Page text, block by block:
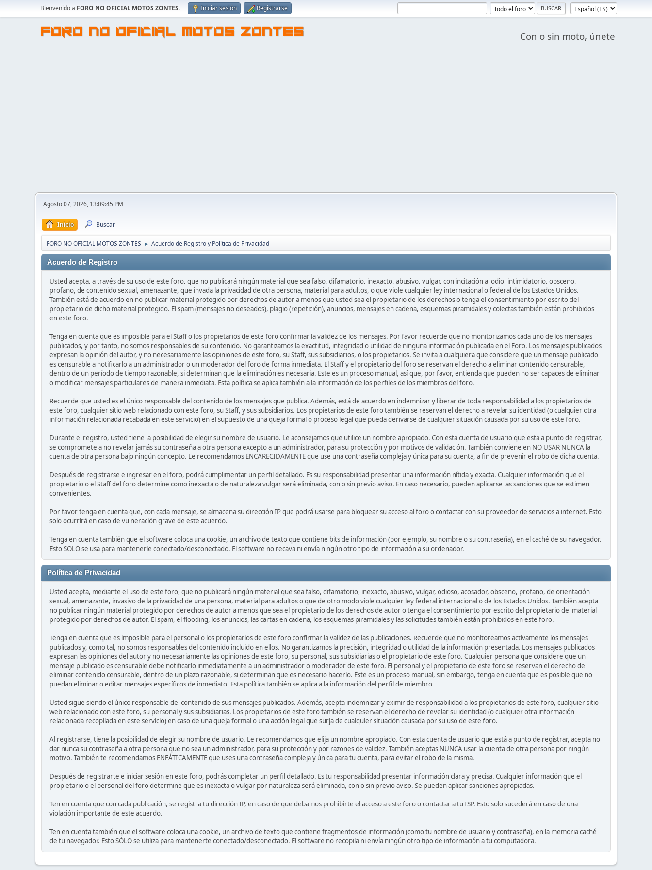
Bienvenido a FORO NO OFICIAL MOTOS ZONTES. Iniciar sesión Registrarse
FORO NO OFICIAL MOTOS ZONTES Con o sin moto, únete
Agosto 07, 2026, 13:09:45 PM
Inicio Buscar
FORO NO OFICIAL MOTOS ZONTES ► Acuerdo de Registro y Política de Privacidad
Acuerdo de Registro
Usted acepta, a través de su uso de este foro, que no publicará ningún material que sea falso, difamatorio, inexacto, abusivo, vulgar, con incitación al odio, intimidatorio, obsceno,
profano, de contenido sexual, amenazante, que invada la privacidad de otra persona, material para adultos, o que viole cualquier ley internacional o federal de los Estados Unidos.
También está de acuerdo en no publicar material protegido por derechos de autor a menos que usted sea el propietario de los derechos o tenga el consentimiento por escrito del
propietario de dicho material protegido. El spam (mensajes no deseados), plagio (repetición), anuncios, mensajes en cadena, esquemas piramidales y colectas también están prohibidos
en este foro.
Tenga en cuenta que es imposible para el Staff o los propietarios de este foro confirmar la validez de los mensajes. Por favor recuerde que no monitorizamos cada uno de los mensajes
publicados, y por tanto, no somos responsables de su contenido. No garantizamos la exactitud, integridad o utilidad de ninguna información publicada en el Foro. Los mensajes publicados
expresan la opinión del autor, y no necesariamente las opiniones de este foro, su Staff, sus subsidiarios, o los propietarios. Se invita a cualquiera que considere que un mensaje publicado
es censurable a notificarlo a un administrador o un moderador del foro de forma inmediata. El Staff y el propietario del foro se reservan el derecho a eliminar contenido censurable,
dentro de un período de tiempo razonable, si determinan que la eliminación es necesaria. Este es un proceso manual, así que, por favor, entienda que pueden no ser capaces de eliminar
o modificar mensajes particulares de manera inmediata. Esta política se aplica también a la información de los perfiles de los miembros del foro.
Recuerde que usted es el único responsable del contenido de los mensajes que publica. Además, está de acuerdo en indemnizar y liberar de toda responsabilidad a los propietarios de
este foro, cualquier sitio web relacionado con este foro, su Staff, y sus subsidiarios. Los propietarios de este foro también se reservan el derecho a revelar su identidad (o cualquier otra
información relacionada recabada en este servicio) en el supuesto de una queja formal o proceso legal que pueda derivarse de cualquier situación causada por su uso de este foro.
Durante el registro, usted tiene la posibilidad de elegir su nombre de usuario. Le aconsejamos que utilice un nombre apropiado. Con esta cuenta de usuario que está a punto de registrar,
se compromete a no revelar jamás su contraseña a otra persona excepto a un administrador, para su protección y por motivos de validación. También conviene en NO USAR NUNCA la
cuenta de otra persona bajo ningún concepto. Le recomendamos ENCARECIDAMENTE que use una contraseña compleja y única para su cuenta, a fin de prevenir el robo de dicha cuenta.
Después de registrarse e ingresar en el foro, podrá cumplimentar un perfil detallado. Es su responsabilidad presentar una información nítida y exacta. Cualquier información que el
propietario o el Staff del foro determine como inexacta o de naturaleza vulgar será eliminada, con o sin previo aviso. En caso necesario, pueden aplicarse las sanciones que se estimen
convenientes.
Por favor tenga en cuenta que, con cada mensaje, se almacena su dirección IP que podrá usarse para bloquear su acceso al foro o contactar con su proveedor de servicios a internet. Esto
solo ocurrirá en caso de vulneración grave de este acuerdo.
Tenga en cuenta también que el software coloca una cookie, un archivo de texto que contiene bits de información (por ejemplo, su nombre o su contraseña), en el caché de su navegador.
Esto SOLO se usa para mantenerle conectado/desconectado. El software no recava ni envía ningún otro tipo de información a su ordenador.
Política de Privacidad
Usted acepta, mediante el uso de este foro, que no publicará ningún material que sea falso, difamatorio, inexacto, abusivo, vulgar, odioso, acosador, obsceno, profano, de orientación
sexual, amenazante, invasivo de la privacidad de una persona, material para adultos o que de otro modo viole cualquier ley federal internacional o de los Estados Unidos. También acepta
no publicar ningún material protegido por derechos de autor a menos que sea el propietario de los derechos de autor o tenga el consentimiento por escrito del propietario del material
protegido por derechos de autor. El spam, el flooding, los anuncios, las cartas en cadena, los esquemas piramidales y las solicitudes también están prohibidos en este foro.
Tenga en cuenta que es imposible para el personal o los propietarios de este foro confirmar la validez de las publicaciones. Recuerde que no monitoreamos activamente los mensajes
publicados y, como tal, no somos responsables del contenido incluido en ellos. No garantizamos la precisión, integridad o utilidad de la información presentada. Los mensajes publicados
expresan las opiniones del autor y no necesariamente las opiniones de este foro, su personal, sus subsidiarias o el propietario de este foro. Cualquier persona que considere que un
mensaje publicado es censurable debe notificarlo inmediatamente a un administrador o moderador de este foro. El personal y el propietario de este foro se reservan el derecho de
eliminar contenido censurable, dentro de un plazo razonable, si determinan que es necesario hacerlo. Este es un proceso manual, sin embargo, tenga en cuenta que es posible que no
puedan eliminar o editar mensajes específicos de inmediato. Esta política también se aplica a la información del perfil de miembro.
Usted sigue siendo el único responsable del contenido de sus mensajes publicados. Además, acepta indemnizar y eximir de responsabilidad a los propietarios de este foro, cualquier sitio
web relacionado con este foro, su personal y sus subsidiarias. Los propietarios de este foro también se reservan el derecho de revelar su identidad (o cualquier otra información
relacionada recopilada en este servicio) en caso de una queja formal o una acción legal que surja de cualquier situación causada por su uso de este foro.
Al registrarse, tiene la posibilidad de elegir su nombre de usuario. Le recomendamos que elija un nombre apropiado. Con esta cuenta de usuario que está a punto de registrar, acepta no
dar nunca su contraseña a otra persona que no sea un administrador, para su protección y por razones de validez. También aceptas NUNCA usar la cuenta de otra persona por ningún
motivo. También te recomendamos ENFÁTICAMENTE que uses una contraseña compleja y única para tu cuenta, para evitar el robo de la misma.
Después de registrarte e iniciar sesión en este foro, podrás completar un perfil detallado. Es tu responsabilidad presentar información clara y precisa. Cualquier información que el
propietario o el personal del foro determine que es inexacta o vulgar por naturaleza será eliminada, con o sin previo aviso. Se pueden aplicar sanciones apropiadas.
Ten en cuenta que con cada publicación, se registra tu dirección IP, en caso de que debamos prohibirte el acceso a este foro o contactar a tu ISP. Esto solo sucederá en caso de una
violación importante de este acuerdo.
Ten en cuenta también que el software coloca una cookie, un archivo de texto que contiene fragmentos de información (como tu nombre de usuario y contraseña), en la memoria caché
de tu navegador. Esto SÓLO se utiliza para mantenerte conectado/desconectado. El software no recopila ni envía ningún otro tipo de información a tu computadora.